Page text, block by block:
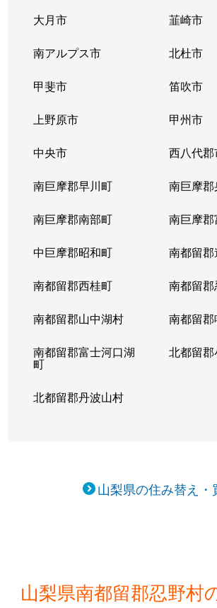
大月市 韮崎市
南アルプス市 北杜市
甲斐市 笛吹市
上野原市 甲州市
中央市 西八代
南巨摩郡早川町 南巨摩
南巨摩郡南部町 南巨摩
中巨摩郡昭和町 南都留
南都留郡西桂町 南都留
南都留郡山中湖村 南都留
南都留郡富士河口湖
町
北都留
北都留郡丹波山村
山梨県の住み替え・
山梨県南都留郡忍野村